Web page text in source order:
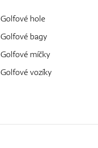
Golfové hole
Golfové bagy
Golfové míčky
Golfové vozíky